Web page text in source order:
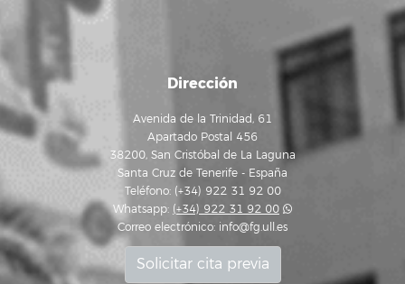
Dirección
Avenida de la Trinidad, 61
Apartado Postal 456
38200, San Cristóbal de La Laguna
Santa Cruz de Tenerife - España
Teléfono: (+34) 922 31 92 00
Whatsapp: (+34) 922 31 92 00
Correo electrónico: info@fg.ull.es
Solicitar cita previa